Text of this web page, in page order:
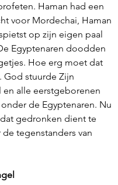
Haman had een
voor Mordechai, Haman
op zijn eigen paal
Egyptenaren doodden
Hoe erg moet dat
God stuurde Zijn
en alle eerstgeborenen
de Egyptenaren. Nu
gedronken dient te
tegenstanders van